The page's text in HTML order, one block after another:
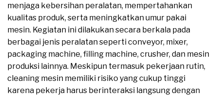
menjaga kebersihan peralatan, mempertahankan
kualitas produk, serta meningkatkan umur pakai
mesin. Kegiatan ini dilakukan secara berkala pada
berbagai jenis peralatan seperti conveyor, mixer,
packaging machine, filling machine, crusher, dan mesin
produksi lainnya. Meskipun termasuk pekerjaan rutin,
cleaning mesin memiliki risiko yang cukup tinggi
karena pekerja harus berinteraksi langsung dengan